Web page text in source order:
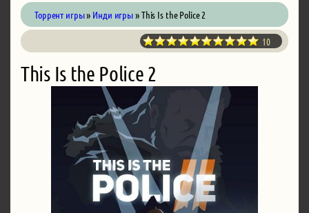
Торрент игры» Инди игры» This Is the Police 2
10
This Is the Police 2